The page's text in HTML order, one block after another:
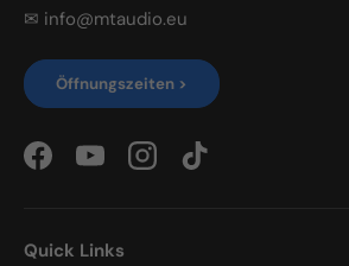
✉ info@mtaudio.eu
Öffnungszeiten >
FacebookYouTubeInstagramTikTok
Quick Links